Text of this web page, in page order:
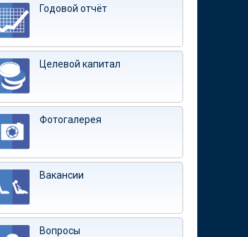
Годовой отчёт
Целевой капитал
Фотогалерея
Вакансии
Вопросы